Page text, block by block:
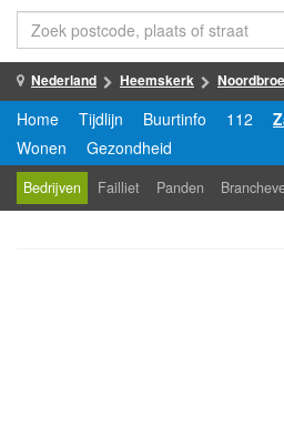
Nederland Heemskerk
Home Tijdlijn Buurtinfo 112
Wonen
Gezondheid
Bedrijven Failliet Panden